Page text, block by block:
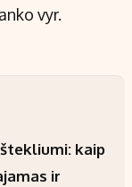
vyr.
kaip
ir